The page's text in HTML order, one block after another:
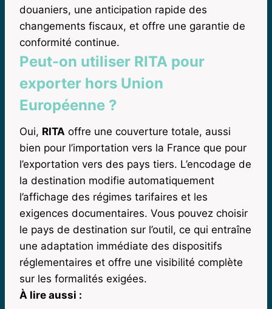
douaniers, une anticipation rapide des
changements fiscaux, et offre une garantie de
conformité continue.
Peut-on utiliser RITA pour
exporter hors Union
Européenne ?
Oui, RITA offre une couverture totale, aussi
bien pour l’importation vers la France que pour
l’exportation vers des pays tiers. L’encodage de
la destination modifie automatiquement
l’affichage des régimes tarifaires et les
exigences documentaires. Vous pouvez choisir
le pays de destination sur l’outil, ce qui entraîne
une adaptation immédiate des dispositifs
réglementaires et offre une visibilité complète
sur les formalités exigées.
À lire aussi :